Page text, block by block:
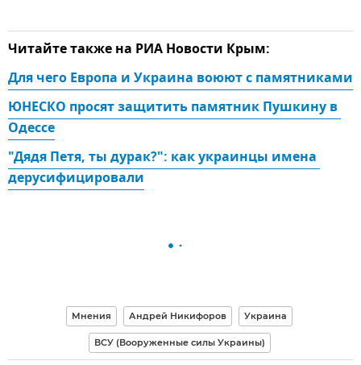
Читайте также на РИА Новости Крым:
Для чего Европа и Украина воюют с памятниками
ЮНЕСКО просят защитить памятник Пушкину в
Одессе
"Дядя Петя, ты дурак?": как украинцы имена
дерусифицировали
Мнения Андрей Никифоров Украина
ВСУ (Вооруженные силы Украины)